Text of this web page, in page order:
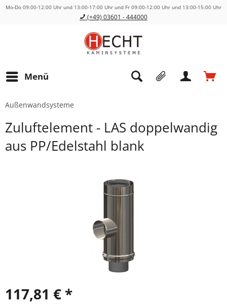
Mo-Do 09:00-12:00 Uhr und 13:00-17:00 Uhr und Fr 09:00-12:00 Uhr und 13:00-15:00 Uhr
(+49) 03601 - 444000
Menü
Außenwandsysteme
Zuluftelement - LAS doppelwandig
aus PP/Edelstahl blank
117,81 € *